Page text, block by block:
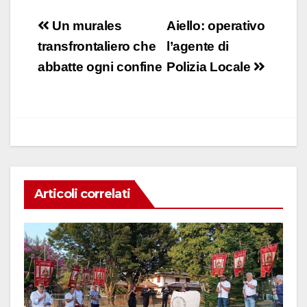
c
e
b
at
s
A
e
dI
ail n
di
vi
Navigazione
articoli
Aiello: operativo
l’agente di
Polizia Locale
Un murales
transfrontaliero che
abbatte ogni confine
Articoli correlati